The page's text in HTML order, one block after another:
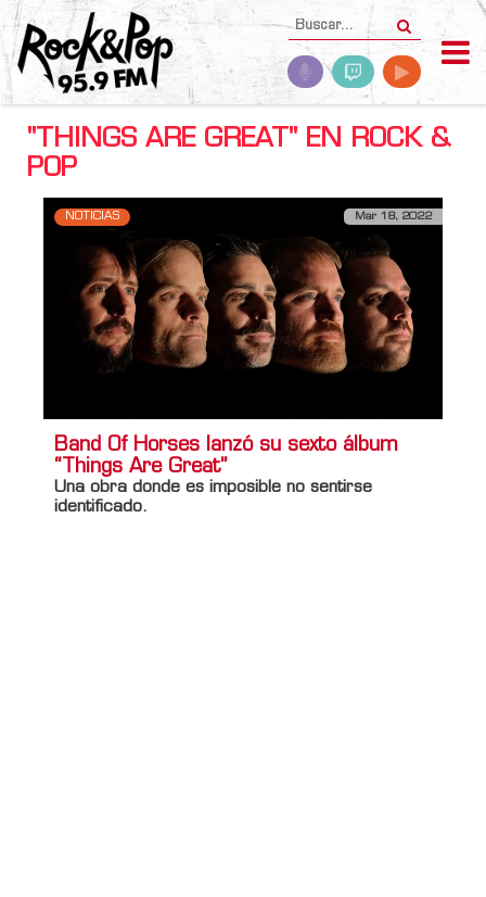
"THINGS ARE GREAT" EN ROCK &
POP
NOTICIAS Mar 18, 2022
Band Of Horses lanzó su sexto álbum
“Things Are Great”
Una obra donde es imposible no sentirse
identificado.